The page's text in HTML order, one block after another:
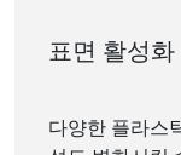
표면 활성화
다양한 플라스